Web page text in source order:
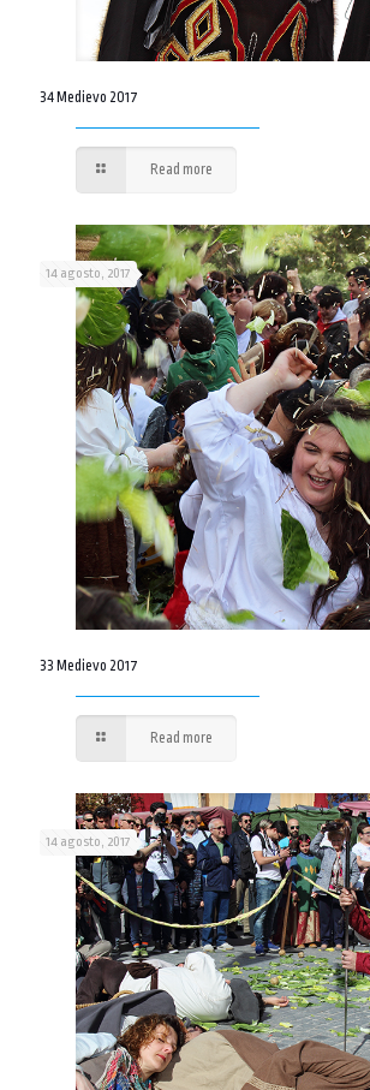
34 Medievo 2017
Read more
14 agosto, 2017
33 Medievo 2017
Read more
14 agosto, 2017